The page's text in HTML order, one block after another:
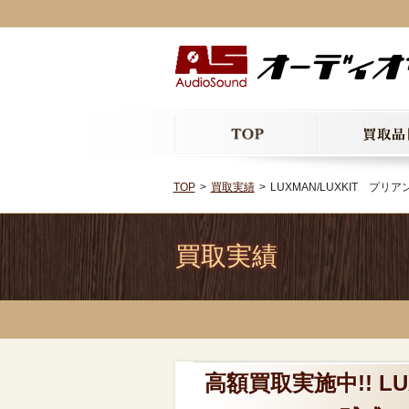
TOP 買取実績 LUXMAN/LUXKIT プリ
買取実績
高額買取実施中!!